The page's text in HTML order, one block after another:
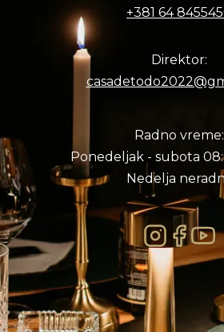
+381 64
Direktor:
Radno vreme:
Ponedeljak - subota
Nedelja